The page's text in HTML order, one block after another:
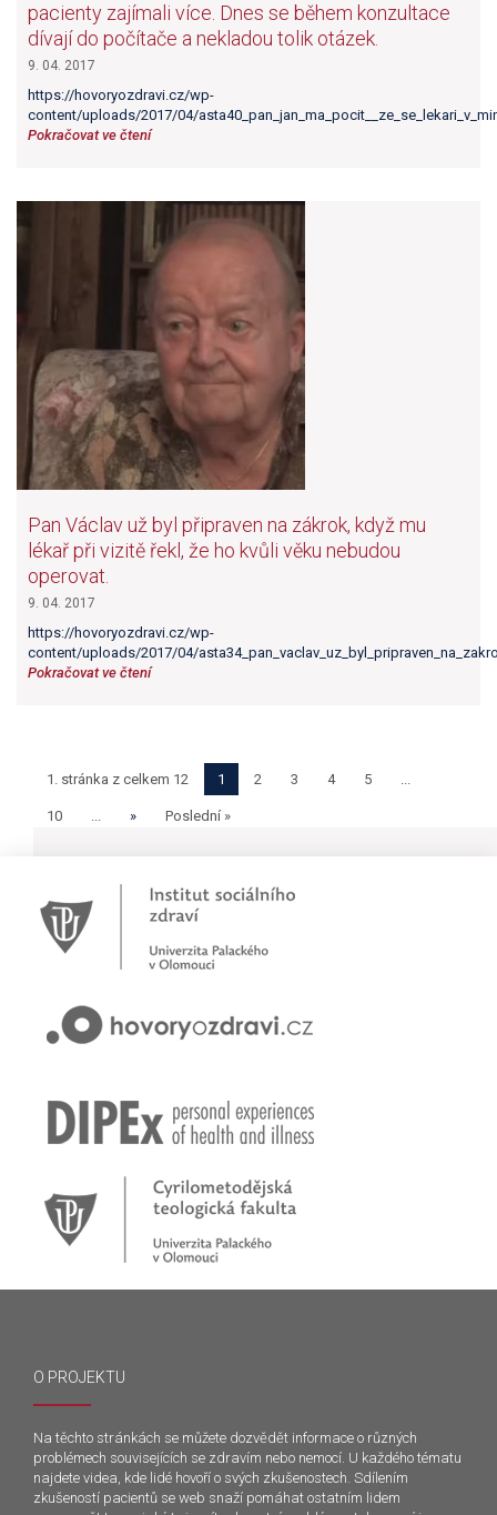
pacienty zajímali více. Dnes se během konzultace
dívají do počítače a nekladou tolik otázek.
9. 04. 2017
https://hovoryozdravi.cz/wp-
content/uploads/2017/04/
Pokračovat ve čtení
Pan Václav už byl připraven na zákrok, když mu
lékař při vizitě řekl, že ho kvůli věku nebudou
operovat.
9. 04. 2017
https://hovoryozdravi.cz/wp-
content/uploads/2017/04/
Pokračovat ve čtení
1. stránka z celkem 12 1 2 3 4 5 ...
10 ... » Poslední »
Novinky
Přihlašte se na první online workshop na téma stárnoucí
Hovory o zdraví v pořadu rádia Proglas!
Začínáme nové téma! Sluchová vada u dětí
O PROJEKTU
Na těchto stránkách se můžete dozvědět informace o různých
problémech souvisejících se zdravím nebo nemocí. U každého tématu
najdete videa, kde lidé hovoří o svých zkušenostech. Sdílením
zkušeností pacientů se web snaží pomáhat ostatním lidem